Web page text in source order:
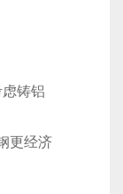
铸铝
更经济